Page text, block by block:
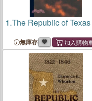
1.The Republic of Texas
無庫存